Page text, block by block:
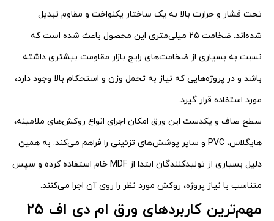
تحت فشار و حرارت بالا به یک ساختار یکنواخت و مقاوم تبدیل
شده‌اند. ضخامت 25 میلی‌متری این محصول باعث شده است که
نسبت به بسیاری از ضخامت‌های رایج بازار مقاومت بیشتری داشته
باشد و در پروژه‌هایی که نیاز به تحمل وزن و استحکام بالا وجود دارد،
مورد استفاده قرار گیرد.
سطح صاف و یکدست این ورق امکان اجرای انواع روکش‌های ملامینه،
هایگلاس، PVC و سایر پوشش‌های تزئینی را فراهم می‌کند. به همین
دلیل بسیاری از تولیدکنندگان ابتدا از MDF خام استفاده کرده و سپس
متناسب با نیاز پروژه، روکش مورد نظر را روی آن اجرا می‌کنند.
مهم‌ترین کاربردهای ورق ام دی اف 25